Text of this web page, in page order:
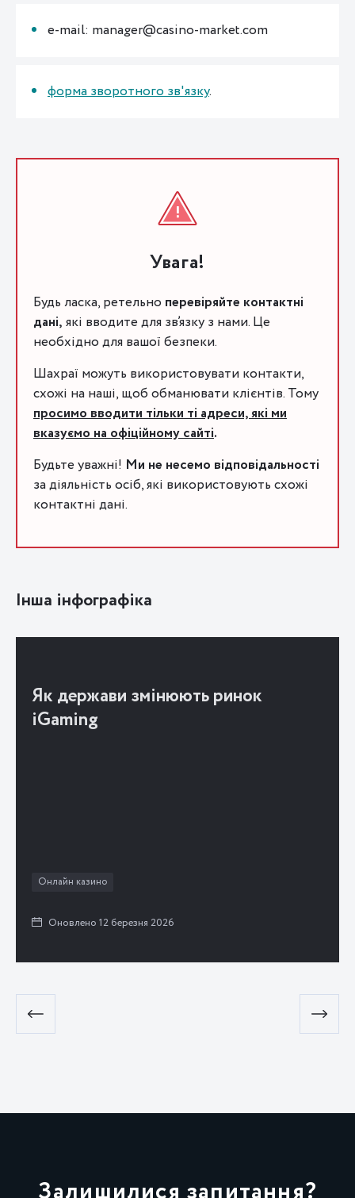
e-mail: manager@casino-market.com
форма зворотного зв'язку.
Увага!
Будь ласка, ретельно перевіряйте контактні
дані, які вводите для зв’язку з нами. Це
необхідно для вашої безпеки.
Шахраї можуть використовувати контакти,
схожі на наші, щоб обманювати клієнтів. Тому
просимо вводити тільки ті адреси, які ми
вказуємо на офіційному сайті.
Будьте уважні! Ми не несемо відповідальності
за діяльність осіб, які використовують схожі
контактні дані.
Інша інфографіка
Як держави змінюють ринок
iGaming
Онлайн казино
Оновлено 12 березня 2026